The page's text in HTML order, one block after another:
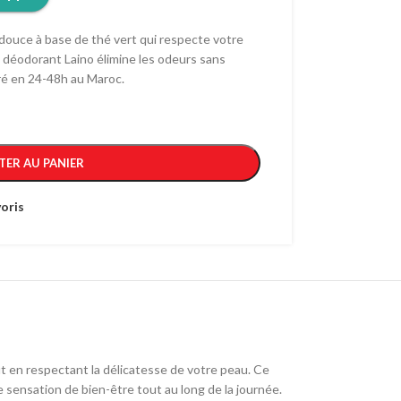
à base de thé vert qui respecte votre
Laino élimine les odeurs sans
en 24-48h au Maroc.
AU PANIER
respectant la délicatesse de votre peau. Ce
de bien-être tout au long de la journée.